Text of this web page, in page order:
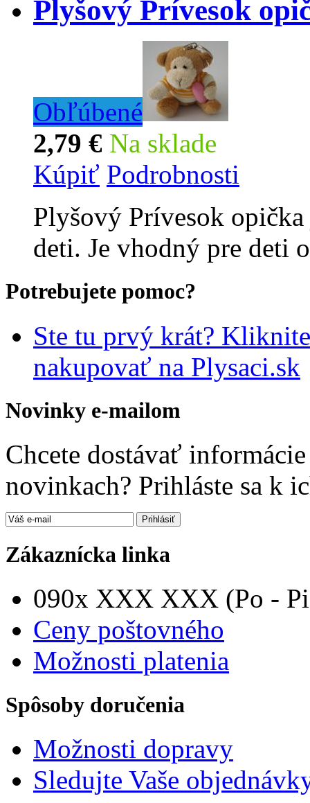
Plyšový Prívesok
Obľúbené
2,79 € Na sklade
Kúpiť Podrobnosti
Plyšový Prívesok
deti. Je vhodný pre deti
Potrebujete pomoc?
Ste tu prvý krát?
nakupovať na Plysaci.sk
Novinky e-mailom
Chcete dostávať
novinkach? Prihláste sa k
Zákaznícka linka
090x XXX XXX (Po -
Ceny poštovného
Možnosti platenia
Spôsoby doručenia
Možnosti dopravy
Sledujte Vaše